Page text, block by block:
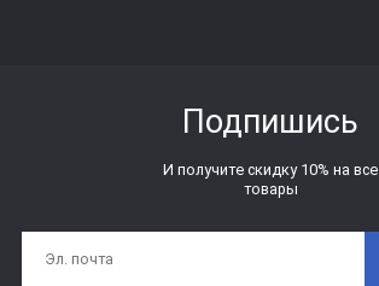
Подпишись
И получите скидку 10% на все
товары